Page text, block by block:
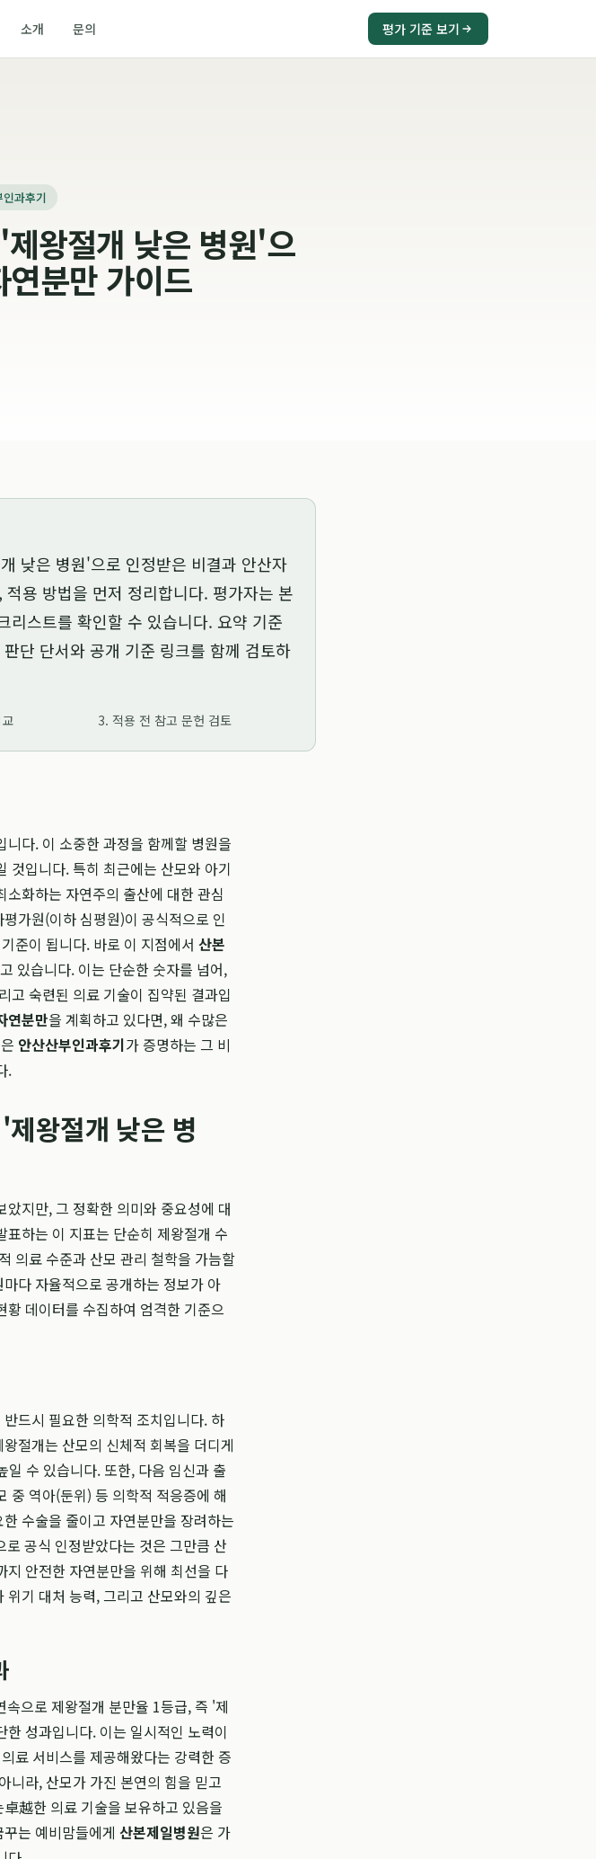
소개 문의 평가 기준 보기
인과후기
왕절개 낮은 병원'으
분만 가이드
낮은 병원'으로 인정받은 비결과 안산자
용 방법을 먼저 정리합니다. 평가자는 본
리스트를 확인할 수 있습니다. 요약 기준
단 단서와 공개 기준 링크를 함께 검토하
3. 적용 전 참고 문헌 검토
다. 이 소중한 과정을 함께할 병원을
것입니다. 특히 최근에는 산모와 아기
화하는 자연주의 출산에 대한 관심
가원(이하 심평원)이 공식적으로 인
준이 됩니다. 바로 이 지점에서 산본
있습니다. 이는 단순한 숫자를 넘어,
고 숙련된 의료 기술이 집약된 결과입
연분만을 계획하고 있다면, 왜 수많은
안산산부인과후기가 증명하는 그 비
.
왕절개 낮은 병
지만, 그 정확한 의미와 중요성에 대
하는 이 지표는 단순히 제왕절개 수
의료 수준과 산모 관리 철학을 가늠할
다 자율적으로 공개하는 정보가 아
데이터를 수집하여 엄격한 기준으
드시 필요한 의학적 조치입니다. 하
절개는 산모의 신체적 회복을 더디게
수 있습니다. 또한, 다음 임신과 출
중 역아(둔위) 등 의학적 적응증에 해
수술을 줄이고 자연분만을 장려하는
로 공식 인정받았다는 것은 그만큼 산
안전한 자연분만을 위해 최선을 다
기 대처 능력, 그리고 산모와의 깊은
속으로 제왕절개 분만율 1등급, 즉 '제
성과입니다. 이는 일시적인 노력이
료 서비스를 제공해왔다는 강력한 증
니라, 산모가 가진 본연의 힘을 믿고
越한 의료 기술을 보유하고 있음을
는 예비맘들에게 산본제일병원은 가